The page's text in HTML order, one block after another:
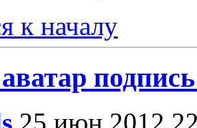
к началу
25 июн 2012